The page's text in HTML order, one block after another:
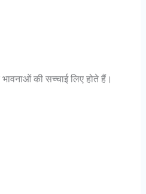
की सच्चाई लिए होते हैं।